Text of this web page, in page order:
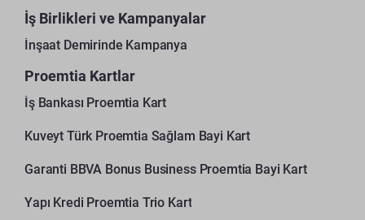
İş Birlikleri ve Kampanyalar
İnşaat Demirinde Kampanya
Proemtia Kartlar
İş Bankası Proemtia Kart
Kuveyt Türk Proemtia Sağlam Bayi Kart
Garanti BBVA Bonus Business Proemtia Bayi Kart
Yapı Kredi Proemtia Trio Kart